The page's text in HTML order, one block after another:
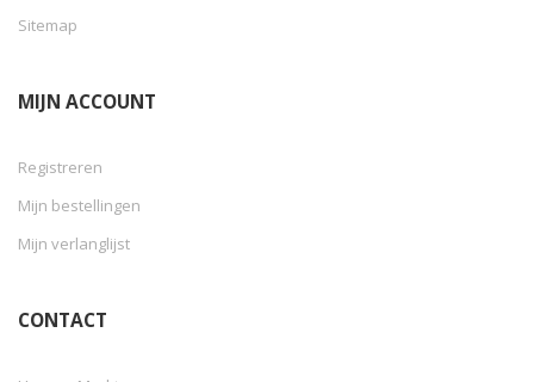
Sitemap
MIJN ACCOUNT
Registreren
Mijn bestellingen
Mijn verlanglijst
CONTACT